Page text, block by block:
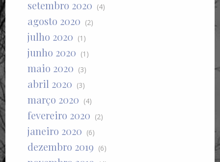
setembro 2020 (4)
agosto 2020 (2)
julho 2020 (1)
junho 2020 (1)
maio 2020 (3)
abril 2020 (3)
março 2020 (4)
fevereiro 2020 (2)
janeiro 2020 (6)
dezembro 2019 (6)